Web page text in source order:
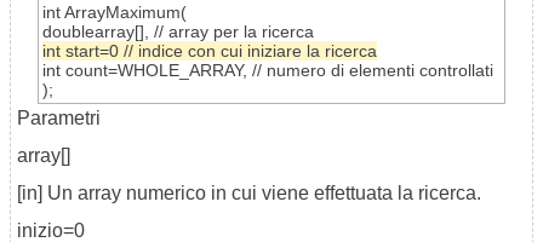
intArrayMaximum(
doublearray[] // array per la ricerca
int start=0 // indice con cui iniziare la ricerca
int count=WHOLE_ARRAY, // numero di elementi controllati
);
Parametri
array[]
[in] Un array numerico in cui viene effettuata la ricerca.
inizio=0